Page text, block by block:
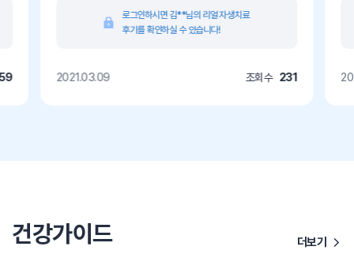
로그인하시면 김**님의 리얼 자생치료
후기를 확인하실 수 있습니다!
2021.03.09 조회수 231
건강가이드 더보기